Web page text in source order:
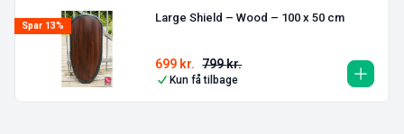
Spar 13%
Large Shield – Wood – 100 x 50 cm
799kr.
699 kr.
Kun få tilbage